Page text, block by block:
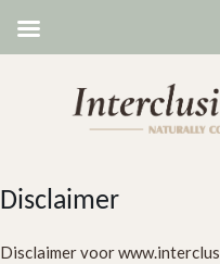
Disclaimer
Disclaimer voor